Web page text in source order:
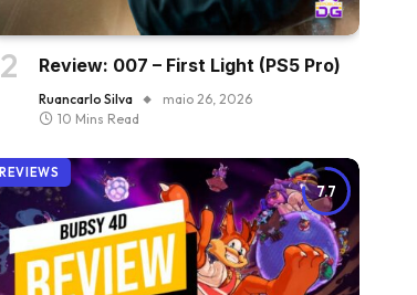
Review: 007 – First Light (PS5 Pro)
Ruancarlo Silva
maio 26, 2026
10 Mins Read
7.7
REVIEWS